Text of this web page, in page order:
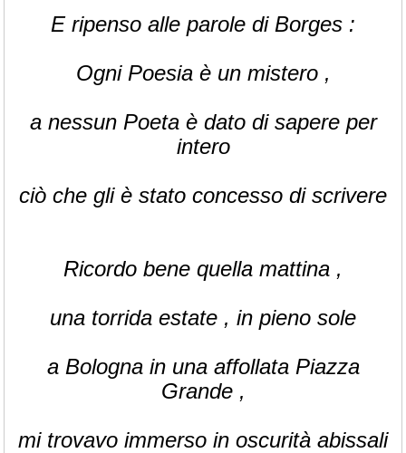
E ripenso alle parole di Borges :
Ogni Poesia è un mistero ,
a nessun Poeta è dato di sapere per
intero
ciò che gli è stato concesso di scrivere
Ricordo bene quella mattina ,
una torrida estate , in pieno sole
a Bologna in una affollata Piazza
Grande ,
mi trovavo immerso in oscurità abissali